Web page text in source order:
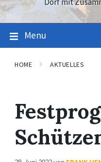
Menu
HOME AKTUELLES